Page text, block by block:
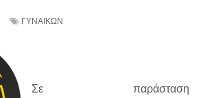
ΓΥΝΑΙΚΏΝ
Σε παράσταση